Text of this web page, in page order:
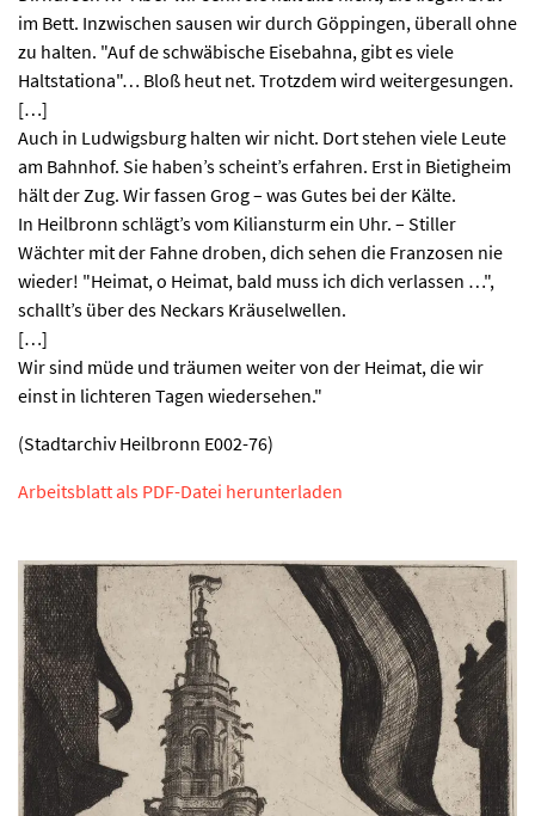
im Bett. Inzwischen sausen wir durch Göppingen, überall ohne
zu halten. "Auf de schwäbische Eisebahna, gibt es viele
Haltstationa"… Bloß heut net. Trotzdem wird weitergesungen.
[…]
Auch in Ludwigsburg halten wir nicht. Dort stehen viele Leute
am Bahnhof. Sie haben’s scheint’s erfahren. Erst in Bietigheim
hält der Zug. Wir fassen Grog – was Gutes bei der Kälte.
In Heilbronn schlägt’s vom Kiliansturm ein Uhr. – Stiller
Wächter mit der Fahne droben, dich sehen die Franzosen nie
wieder! "Heimat, o Heimat, bald muss ich dich verlassen …",
schallt’s über des Neckars Kräuselwellen.
[…]
Wir sind müde und träumen weiter von der Heimat, die wir
einst in lichteren Tagen wiedersehen."
(Stadtarchiv Heilbronn E002-76)
Arbeitsblatt als PDF-Datei herunterladen